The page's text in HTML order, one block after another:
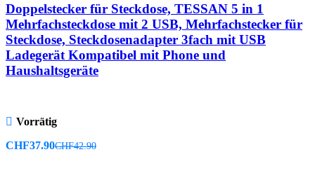
Doppelstecker für Steckdose, TESSAN 5 in 1
Mehrfachsteckdose mit 2 USB, Mehrfachstecker für
Steckdose, Steckdosenadapter 3fach mit USB
Ladegerät Kompatibel mit Phone und
Haushaltsgeräte
Vorrätig
CHF37.90CHF42.90